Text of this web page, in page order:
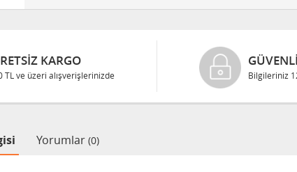
KARGO
TL ve üzeri alışverişlerinizde Bilgileriniz
Yorumlar (0)